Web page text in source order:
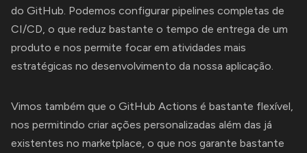
do GitHub. Podemos configurar pipelines completas de
CI/CD, o que reduz bastante o tempo de entrega de um
produto e nos permite focar em atividades mais
estratégicas no desenvolvimento da nossa aplicação.
Vimos também que o GitHub Actions é bastante flexível,
nos permitindo criar ações personalizadas além das já
existentes no marketplace, o que nos garante bastante